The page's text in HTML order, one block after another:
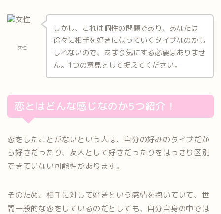
女性
しかし、これは個性の問題であり、あなたは
徐々に相手を好きになっていくタイプなのかも
しれないので、あまり気にする必要はありませ
ん。1つの意見として捉えてください。
恋とはどんな感じなのか5つ紹介！
恋をしたことがないという人は、自分の好みのタイプだか
ら好きだったり、友人として好きだったりをはっきり区別
できていない可能性があります。
そのため、相手に対して好きという感情を抱いていて、世
間一般的な恋をしているのだとしても、自分自身の中では